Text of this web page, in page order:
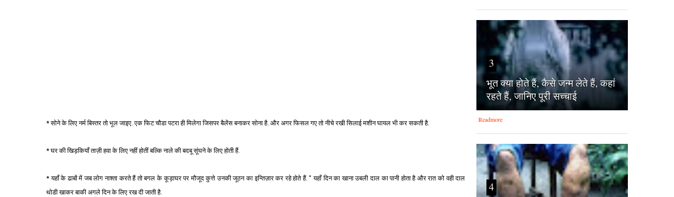
* सोने के लिए नर्म बिस्तर तो भूल जाइए. एक फिट चौडा पटरा ही मिलेगा जिसपर बैलेंस बनाकर सोना है. और अगर फिसल गए तो नीचे रखी सिलाई मशीन घायल भी कर सकती है.
* घर की खिड़कियाँ ताज़ी हवा के लिए नहीं होतीं बल्कि नाले की बदबू सूंघने के लिए होती हैं.
* यहाँ के ढाबों में जब लोग नाश्ता करते हैं तो बगल के कूड़ाघर पर मौजूद कुत्ते उनकी जूठन का इन्तिज़ार कर रहे होते हैं. " यहाँ दिन का खाना उबली दाल का पानी होता है और रात को वही दाल
थोडी खाकर बाकी अगले दिन के लिए रख दी जाती है.
3
भूत क्या होते हैं, कैसे जन्म लेते हैं, कहां
रहते हैं, जानिए पूरी सच्चाई
Readmore
4